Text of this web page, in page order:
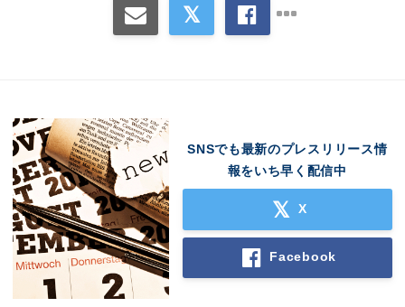
SNSでも最新のプレスリリース情
報をいち早く配信中
X
Facebook